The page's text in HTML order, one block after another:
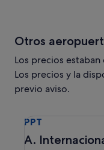
Otros
Los precios
Los precios y la
previo aviso.
PPT
A.